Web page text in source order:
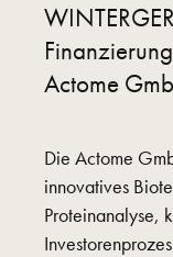
Actome
Die Actome
innovatives
Proteinanalyse,